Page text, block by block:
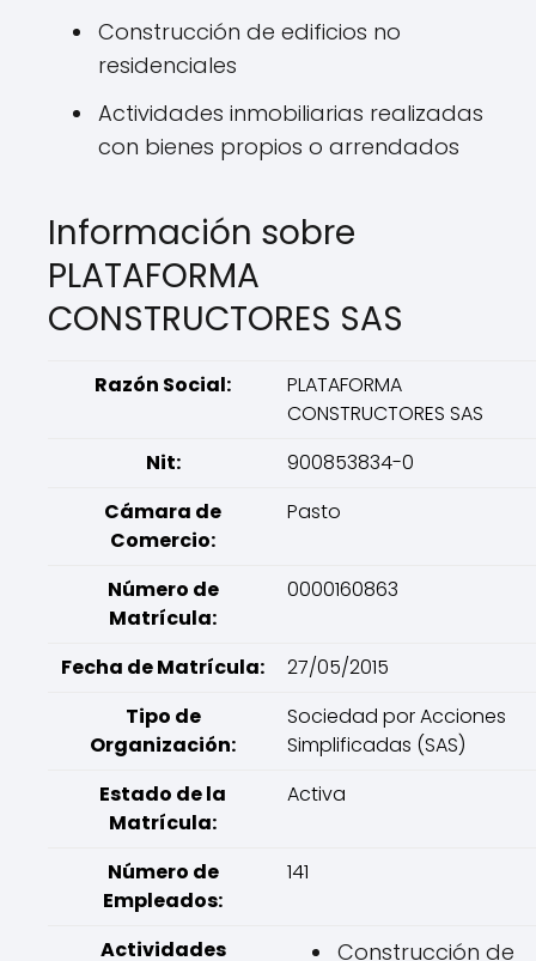
Construcción de edificios no
residenciales
Actividades inmobiliarias realizadas
con bienes propios o arrendados
Información sobre
PLATAFORMA
CONSTRUCTORES SAS
Razón Social:
PLATAFORMA
CONSTRUCTORES SAS
Nit:
900853834-0
Cámara de
Comercio:
Pasto
Número de
Matrícula:
0000160863
Fecha de Matrícula:
27/05/2015
Tipo de
Organización:
Sociedad por Acciones
Simplificadas (SAS)
Estado de la
Matrícula:
Activa
Número de
Empleados:
141
Actividades
Construcción de